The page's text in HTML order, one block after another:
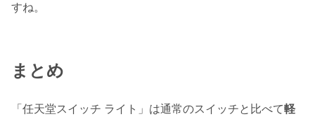
すね。
まとめ
「任天堂スイッチ ライト」は通常のスイッチと比べて軽